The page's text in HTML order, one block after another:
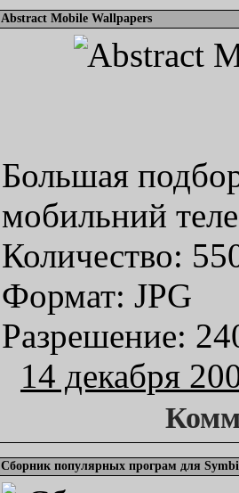
Abstract Mobile Wallpapers
Большая
мобильний
Количество:
Формат: JPG
Разрешение:
14 декабря
Сборник популярных програм для